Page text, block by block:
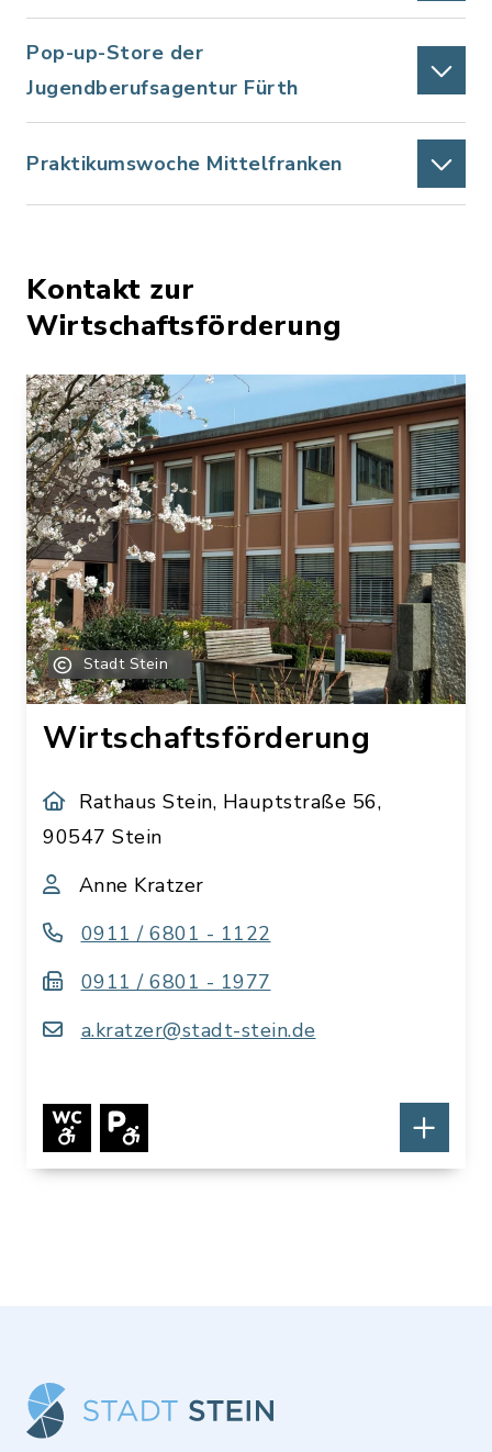
Pop-up-Store der
Jugendberufsagentur Fürth
Praktikumswoche Mittelfranken
Kontakt zur
Wirtschaftsförderung
Stadt Stein
Wirtschaftsförderung
Rathaus Stein, Hauptstraße 56,
90547 Stein
Anne Kratzer
0911 / 6801 - 1122
0911 / 6801 - 1977
a.kratzer@stadt-stein.de